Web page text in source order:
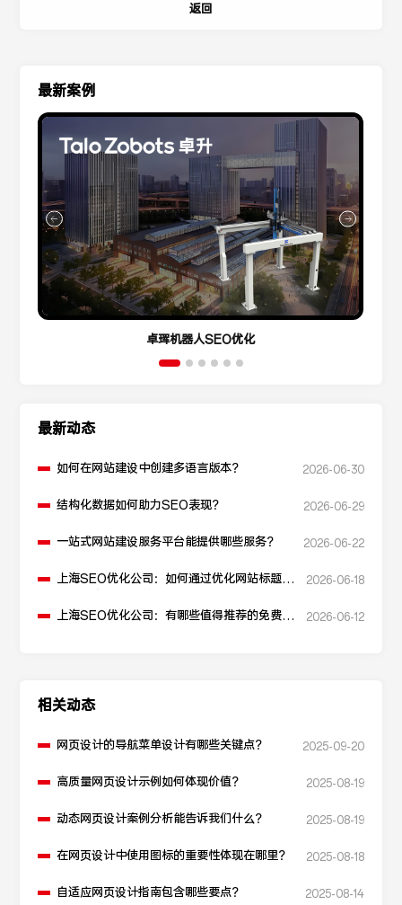
返回
最新案例
卓珲机器人SEO优化
最新动态
如何在网站建设中创建多语言版本？ 2026-06-30
结构化数据如何助力SEO表现？ 2026-06-29
一站式网站建设服务平台能提供哪些服务？ 2026-06-22
上海SEO优化公司：如何通过优化网站标题提
2026-06-18
上海SEO优化公司：有哪些值得推荐的免费
2026-06-12
相关动态
网页设计的导航菜单设计有哪些关键点？ 2025-09-20
高质量网页设计示例如何体现价值？ 2025-08-19
动态网页设计案例分析能告诉我们什么？ 2025-08-19
在网页设计中使用图标的重要性体现在哪里？ 2025-08-18
自适应网页设计指南包含哪些要点？ 2025-08-14